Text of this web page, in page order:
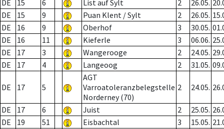
DE
15 6 List auf Sylt 2 26.05.
DE
15 9 Puan Klent / Sylt 2 26.05.
DE
16 9 Oberhof 3 30.05.
DE
16 11 Kieferle 3 06.06.
DE
17 3 Wangerooge 2 24.05.
DE
17 4 Langeoog 2 31.05.
DE 17 5
AGT
Varroatoleranzbelegstelle
Norderney (70)
2 24.05.
DE 17 6 Juist 2 25.05.
DE
19 51 Eisbachtal 3 15.05.